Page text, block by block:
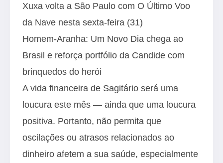
Xuxa volta a São Paulo com O Último Voo
da Nave nesta sexta-feira (31)
Homem-Aranha: Um Novo Dia chega ao
Brasil e reforça portfólio da Candide com
brinquedos do herói
A vida financeira de Sagitário será uma
loucura este mês — ainda que uma loucura
positiva. Portanto, não permita que
oscilações ou atrasos relacionados ao
dinheiro afetem a sua saúde, especialmente